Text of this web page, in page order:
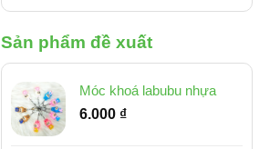
Sản phẩm đề xuất
Móc khoá labubu nhựa
6.000 ₫